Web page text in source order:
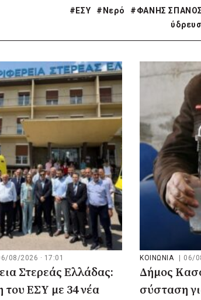
#ΕΣΥ #Νερό #ΦΑΝΗΣ ΣΠΑΝΟΣ
08/2026 · 17:01
Στερεάς Ελλάδας:
του ΕΣΥ με 34 νέα
ΚΟΙΝΩΝΙΑ 06/
Δήμος
σύσταση